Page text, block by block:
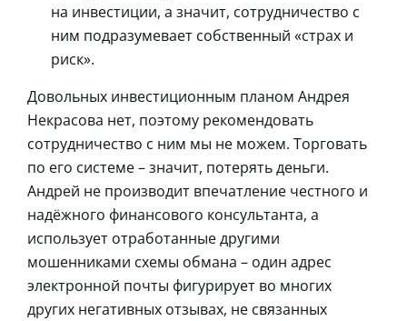
на инвестиции, а значит, сотрудничество с
ним подразумевает собственный «страх и
риск».
Довольных инвестиционным планом Андрея
Некрасова нет, поэтому рекомендовать
сотрудничество с ним мы не можем. Торговать
по его системе – значит, потерять деньги.
Андрей не производит впечатление честного и
надёжного финансового консультанта, а
использует отработанные другими
мошенниками схемы обмана – один адрес
электронной почты фигурирует во многих
других негативных отзывах, не связанных